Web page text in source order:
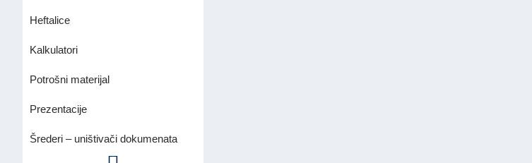
Heftalice
Kalkulatori
Potrošni materijal
Prezentacije
Šrederi – uništivači dokumenata